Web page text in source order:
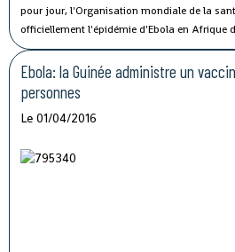
pour jour, l'Organisation mondiale de la
officiellement l'épidémie d'Ebola en Afrique
après la notification des premiers décès en
apporté son aide à Conakry afin de pouvoir
épidémie comparable avant qu'elle ne soit
ce fut le cas en 2014.
Ebola: la Guinée administre un
personnes
Le 01/04/2016